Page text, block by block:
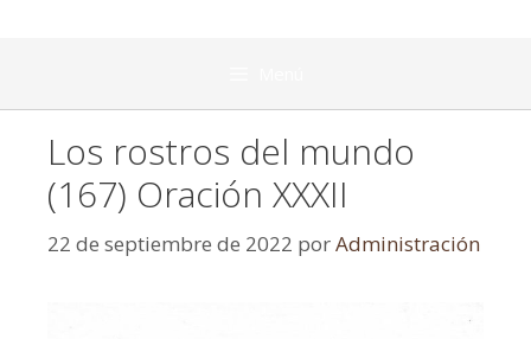
Los rostros del mundo
(167) Oración XXXII
22 de septiembre de 2022 porAdministración